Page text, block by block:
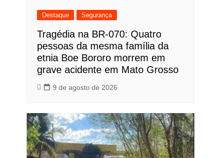
Destaque Segurança
Tragédia na BR-070: Quatro
pessoas da mesma família da
etnia Boe Bororo morrem em
grave acidente em Mato Grosso
9 de agosto de 2026